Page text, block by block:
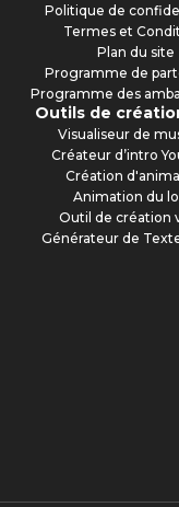
Politique de
Termes et
Plan du site
Programme de
Programme des
Outils de
Visualiseur de
Créateur d’intro
Création
Animation du
Outil de création
Générateur de